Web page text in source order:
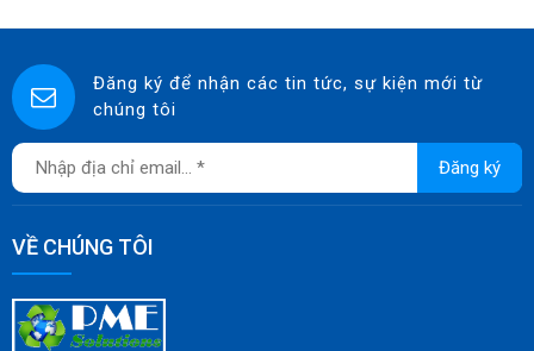
SINGAFLEX
DKM
JOKWANG
HAWKS
ZETKAMA
BZE
Đăng ký để nhận các tin tức, sự kiện mới từ
chúng tôi
Đăng ký
VỀ CHÚNG TÔI